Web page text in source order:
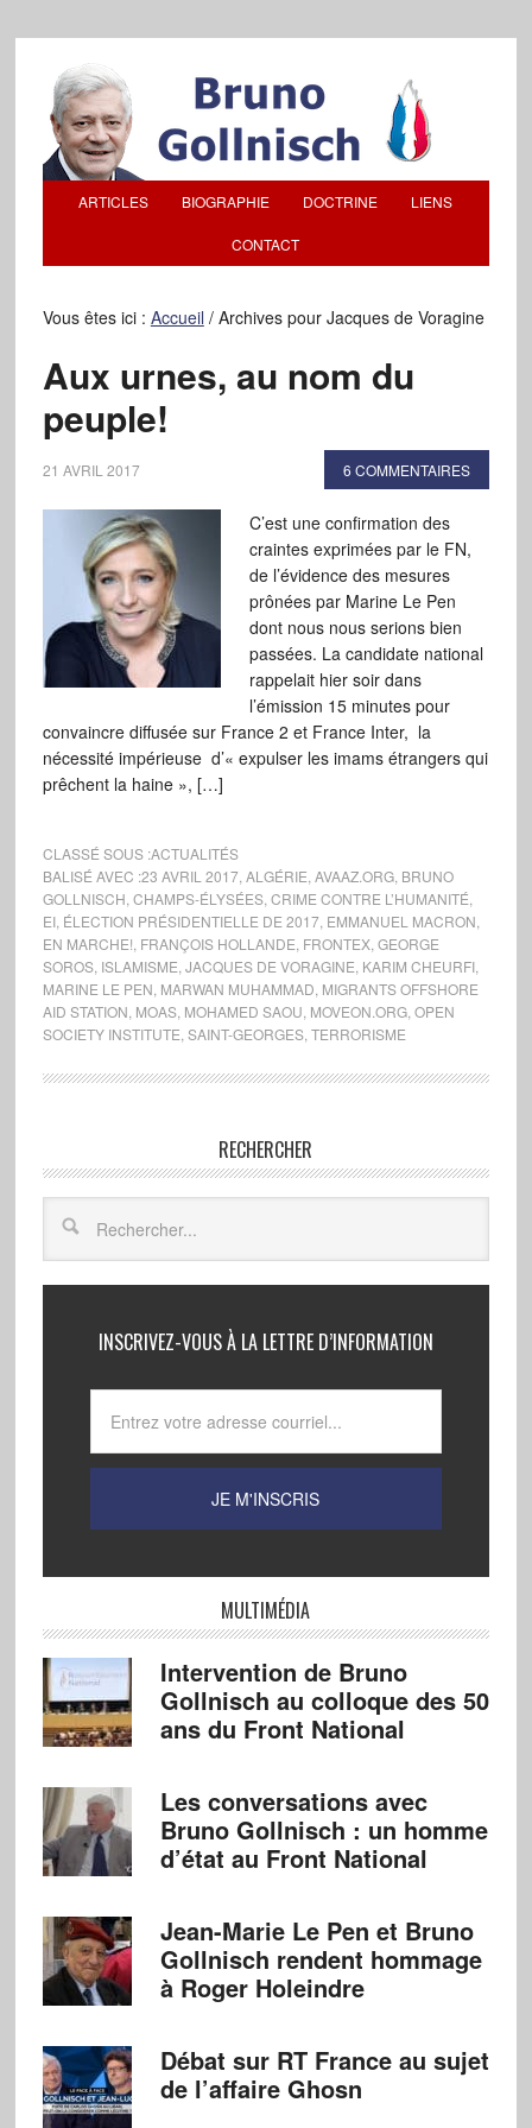
ARTICLES BIOGRAPHIE DOCTRINE LIENS
CONTACT
Vous êtes ici : Accueil /Archives pour Jacques de Voragine
Aux urnes, au nom du
peuple!
21 AVRIL 2017 6 COMMENTAIRES
C’est une confirmation des
craintes exprimées par le FN,
de l’évidence des mesures
prônées par Marine Le Pen
dont nous nous serions bien
passées. La candidate national
rappelait hier soir dans
l’émission 15 minutes pour
convaincre diffusée sur France 2 et France Inter, la
nécessité impérieuse d’« expulser les imams étrangers qui
prêchent la haine », […]
CLASSÉ SOUS :ACTUALITÉS
BALISÉ AVEC :23 AVRIL 2017, ALGÉRIE AVAAZ.ORG, BRUNO
GOLLNISCH CHAMPS-ÉLYSÉES, CRIME CONTRE L’HUMANITÉ
EI, ÉLECTION PRÉSIDENTIELLE DE 2017, EMMANUEL MACRON
EN MARCHE! FRANÇOIS HOLLANDE FRONTEX, GEORGE
SOROS, ISLAMISME JACQUES DE VORAGINE KARIM CHEURFI,
MARINE LE PEN MARWAN MUHAMMAD MIGRANTS OFFSHORE
AID STATION MOAS, MOHAMED SAOU MOVEON.ORG, OPEN
SOCIETY INSTITUTE SAINT-GEORGES, TERRORISME
RECHERCHER
INSCRIVEZ-VOUS À LA LETTRE D’INFORMATION
MULTIMÉDIA
Intervention de Bruno
Gollnisch au colloque des 50
ans du Front National
Les conversations avec
Bruno Gollnisch : un homme
d’état au Front National
Jean-Marie Le Pen et Bruno
Gollnisch rendent hommage
à Roger Holeindre
Débat sur RT France au sujet
de l’affaire Ghosn